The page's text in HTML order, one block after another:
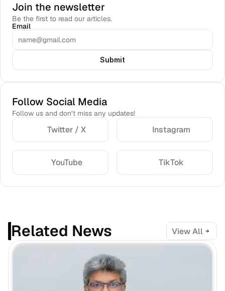
Join the newsletter
Be the first to read our articles.
Email
Submit
Follow Social Media
Follow us and don’t miss any updates!
Twitter / X Instagram
YouTube TikTok
Related News View All